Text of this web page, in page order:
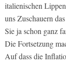
italienischen
uns Zuschauern
Sie ja schon ganz
Die Fortsetzung
Auf dass die